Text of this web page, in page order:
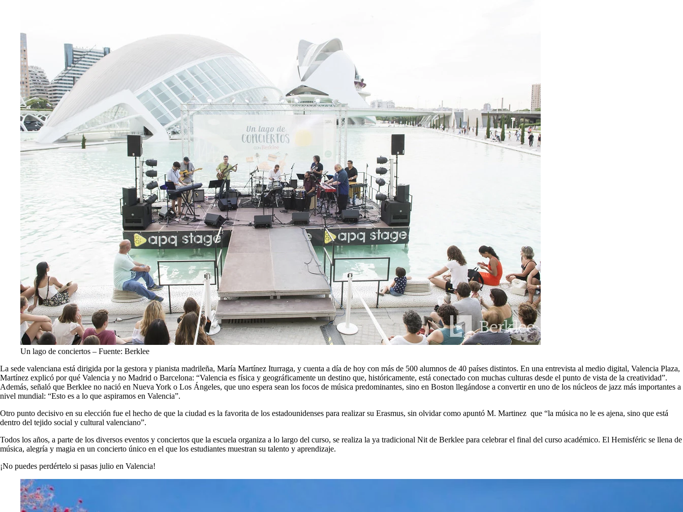
Un lago de conciertos – Fuente: Berklee
La sede valenciana está dirigida por la gestora y pianista madrileña, María Martínez Iturraga, y cuenta a día de hoy con más de 500 alumnos de 40 países distintos. En una entrevista al medio digital, Valencia Plaza,
Martínez explicó por qué Valencia y no Madrid o Barcelona: “Valencia es física y geográficamente un destino que, históricamente, está conectado con muchas culturas desde el punto de vista de la creatividad”.
Además, señaló que Berklee no nació en Nueva York o Los Ángeles, que uno espera sean los focos de música predominantes, sino en Boston llegándose a convertir en uno de los núcleos de jazz más importantes a
nivel mundial: “Esto es a lo que aspiramos en Valencia”.
Otro punto decisivo en su elección fue el hecho de que la ciudad es la favorita de los estadounidenses para realizar su Erasmus, sin olvidar como apuntó M. Martinez que “la música no le es ajena, sino que está
dentro del tejido social y cultural valenciano”.
Todos los años, a parte de los diversos eventos y conciertos que la escuela organiza a lo largo del curso, se realiza la ya tradicional Nit de Berklee para celebrar el final del curso académico. El Hemisféric se llena de
música, alegría y magia en un concierto único en el que los estudiantes muestran su talento y aprendizaje.
¡No puedes perdértelo si pasas julio en Valencia!